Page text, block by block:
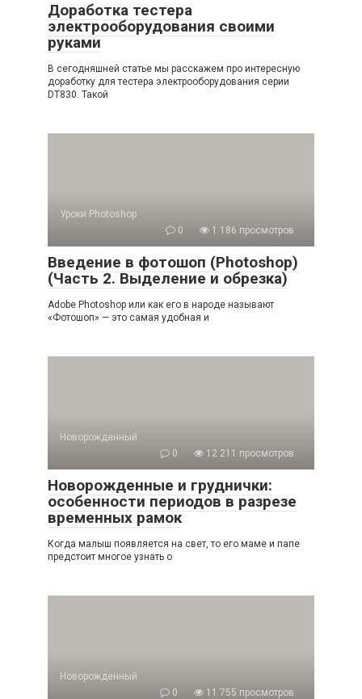
Доработка тестера
электрооборудования своими
руками
В сегодняшней статье мы расскажем про интересную
доработку для тестера электрооборудования серии
DT830. Такой
Уроки Photoshop
0
1 186 просмотров
Введение в фотошоп (Photoshop)
(Часть 2. Выделение и обрезка)
Adobe Photoshop или как его в народе называют
«Фотошоп» — это самая удобная и
Новорожденный
0
12 211 просмотров
Новорожденные и груднички:
особенности периодов в разрезе
временных рамок
Когда малыш появляется на свет, то его маме и папе
предстоит многое узнать о
Новорожденный
0
11 755 просмотров